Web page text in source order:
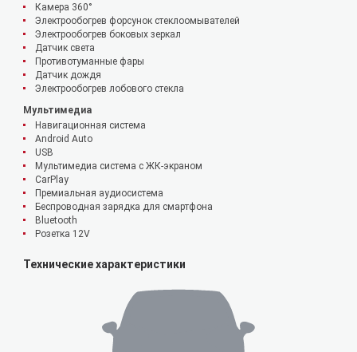
Камера 360°
Электрообогрев форсунок стеклоомывателей
Электрообогрев боковых зеркал
Датчик света
Противотуманные фары
Датчик дождя
Электрообогрев лобового стекла
Мультимедиа
Навигационная система
Android Auto
USB
Мультимедиа система с ЖК-экраном
CarPlay
Премиальная аудиосистема
Беспроводная зарядка для смартфона
Bluetooth
Розетка 12V
Технические характеристики